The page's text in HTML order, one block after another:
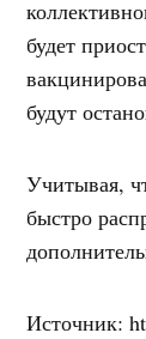
будет
будут
Учитывая,
быстро
Источник: